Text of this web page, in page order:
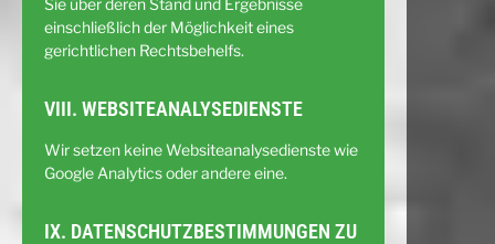
Sie über deren Stand und Ergebnisse
einschließlich der Möglichkeit eines
gerichtlichen Rechtsbehelfs.
VIII. WEBSITEANALYSEDIENSTE
Wir setzen keine Websiteanalysedienste wie
Google Analytics oder andere eine.
IX. DATENSCHUTZBESTIMMUNGEN ZU